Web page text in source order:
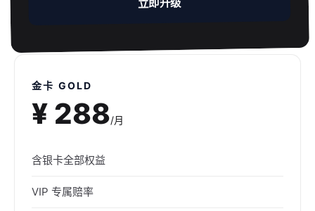
立即升级
金卡 GOLD
¥ 288/月
含银卡全部权益
VIP 专属赔率